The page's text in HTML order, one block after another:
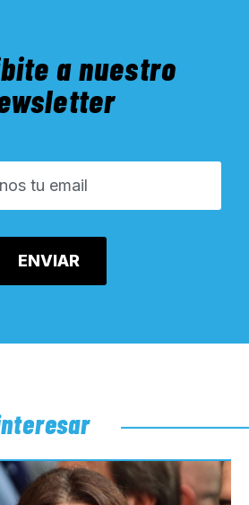
a nuestro